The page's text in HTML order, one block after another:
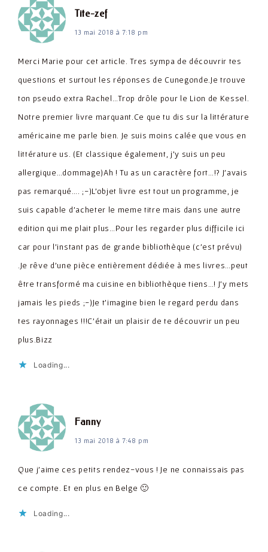
Tite-zefdit :
13 mai 2018 à 7:18 pm
Merci Marie pour cet article. Tres sympa de découvrir tes
questions et surtout les réponses de Cunegonde.Je trouve
ton pseudo extra Rachel…Trop drôle pour le Lion de Kessel.
Notre premier livre marquant.Ce que tu dis sur la littérature
américaine me parle bien. Je suis moins calée que vous en
littérature us. (Et classique également, j'y suis un peu
allergique…dommage)Ah ! Tu as un caractère fort…!? J'avais
pas remarqué…. ;-)L'objet livre est tout un programme, je
suis capable d'acheter le meme titre mais dans une autre
edition qui me plait plus…Pour les regarder plus difficile ici
car pour l'instant pas de grande bibliothèque (c'est prévu)
.Je rêve d'une pièce entièrement dédiée à mes livres…peut
être transformé ma cuisine en bibliothèque tiens…! J'y mets
jamais les pieds ;-)Je t'imagine bien le regard perdu dans
tes rayonnages !!!C'était un plaisir de te découvrir un peu
plus.Bizz
Loading...
Fannydit :
13 mai 2018 à 7:48 pm
Que j'aime ces petits rendez-vous ! Je ne connaissais pas
ce compte. Et en plus en Belge 🙂
Loading...